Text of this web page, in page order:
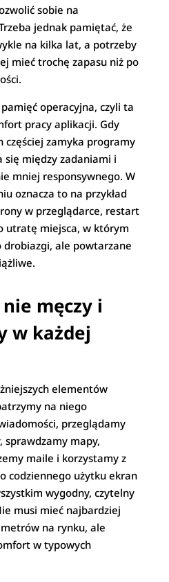
sobie na
jednak pamiętać, że
na kilka lat, a potrzeby
mieć trochę zapasu niż po
operacyjna, czyli ta
pracy aplikacji. Gdy
częściej zamyka programy
się między zadaniami i
mniej responsywnego. W
oznacza to na przykład
w przeglądarce, restart
utratę miejsca, w którym
drobiazgi, ale powtarzane
męczy i
w każdej
elementów
na niego
przeglądamy
sprawdzamy mapy,
maile i korzystamy z
codziennego użytku ekran
wygodny, czytelny
musi mieć najbardziej
na rynku, ale
w typowych